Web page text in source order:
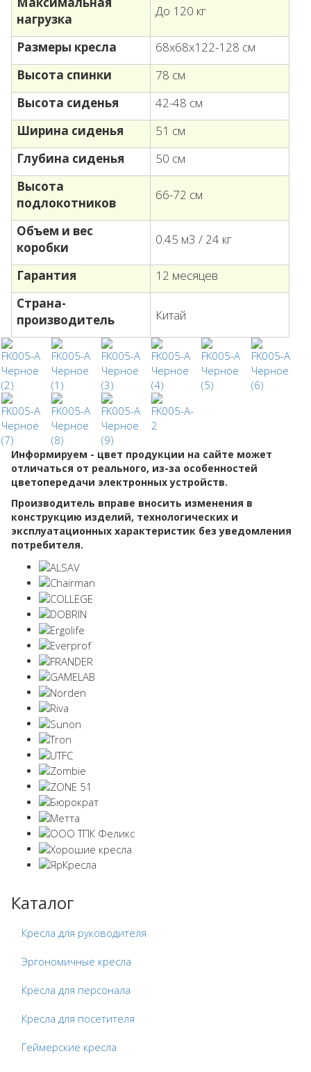
нагрузка
До 120 кг
Размеры кресла
68х68х122-128 см
Высота спинки
78 см
Высота сиденья
42-48 см
Ширина сиденья
51 см
Глубина сиденья
50 см
Высота
подлокотников
66-72 см
Объем и вес
коробки
0.45 м3 / 24 кг
Гарантия
12 месяцев
Страна-
производитель
Китай
Информируем - цвет продукции на сайте может
отличаться от реального, из-за особенностей
цветопередачи электронных устройств.
Производитель вправе вносить изменения в
конструкцию изделий, технологических и
эксплуатационных характеристик без уведомления
потребителя.
Каталог
Кресла для руководителя
Эргономичные кресла
Кресла для персонала
Кресла для посетителя
Геймерские кресла